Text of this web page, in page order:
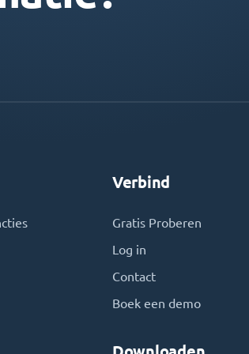
Verbind
Gratis Proberen
Log in
Contact
Boek een demo